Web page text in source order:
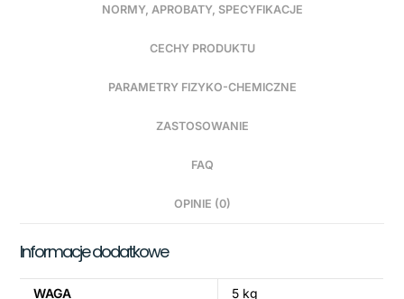
NORMY, APROBATY, SPECYFIKACJE
CECHY PRODUKTU
PARAMETRY FIZYKO-CHEMICZNE
ZASTOSOWANIE
FAQ
OPINIE (0)
Informacje dodatkowe
WAGA 5 kg